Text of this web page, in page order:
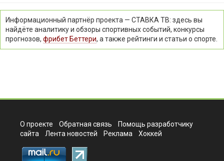
Информационный партнёр проекта — СТАВКА ТВ: здесь вы
найдёте аналитику и обзоры спортивных событий, конкурсы
прогнозов, фрибет Беттери, а также рейтинги и статьи о спорте.
О проекте Обратная связь
Помощь разработчику
сайта
Лента новостей Реклама Хоккей